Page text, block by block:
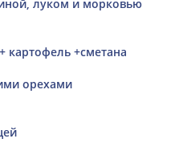
луком и морковью
картофель +сметана
орехами